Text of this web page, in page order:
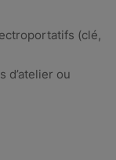
(clé,
d’atelier ou